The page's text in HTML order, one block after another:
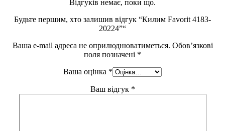
Відгуків немає, поки що.
Будьте першим, хто залишив відгук “Килим Favorit 4183-
20224”“
Ваша e-mail адреса не оприлюднюватиметься. Обов’язкові
поля позначені *
Ваша оцінка *
Ваш відгук *